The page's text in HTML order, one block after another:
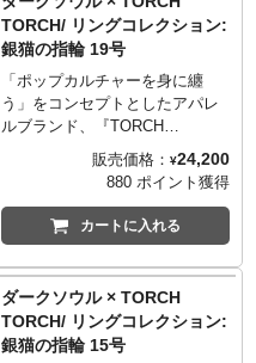
ました。
TORCH TORCHのコダワリを
monoマガジンでご紹介いただき
ました。
※価格改定となりました
（20240918）
※価格改定となりました
っております。
※ゲーム中の色合いを再現する
ため、特殊な加工を施しており
ます。強い摩擦を加えると、表
面の色味が抜ける場合がござい
ます。
的に荒い仕上げや傷を施してお
※国内の職人によってハンドメ
イドで作られているため、ひと
に異なります。
──────────────────
■サイズ
13号/円周53.4mm
感漂うリングに仕上げました。
大ぶりなシルバー925に燻しと着
色を施し、重厚な鉄の質感を再
現。造形の時点から傷や欠け・
ゆがみといったダメージを意図
的に配置し、ゲーム中のイメー
ジそのままの、長年使い込まれ
た雰囲気を演出しました。中央
の石はスワロフスキーを使用。
無骨でありながら、繊細に再現
された意匠にも注目です。『ダ
おります。
※世界観を再現するため、意図
的に荒い仕上げや傷を施してお
TORCH/ リングコレクション:
銀猫の指輪 19号
「ポップカルチャーを身に纏
う」をコンセプトとしたアパレ
ルブランド、『TORCH
TORCH（トーチトーチ）』。
『ダークソウルII』『ダークソウ
ルIII』に登場する、大ダメージ
を負うような高所も楽々と飛び
降りられるようになる重要な装
おこない、日常で着用可能な高
級感漂うリングに仕上げまし
た。手磨きによる特殊な工程を
販売価格： ¥24,200
880 ポイント獲得
カートに入れる
ダークソウル × TORCH
TORCH/ リングコレクション:
銀猫の指輪 15号